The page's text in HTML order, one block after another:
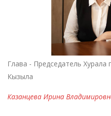
Глава - Председатель Хурала
Кызыла
Казанцева Ирина